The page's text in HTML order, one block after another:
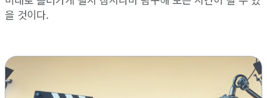
을 것이다.